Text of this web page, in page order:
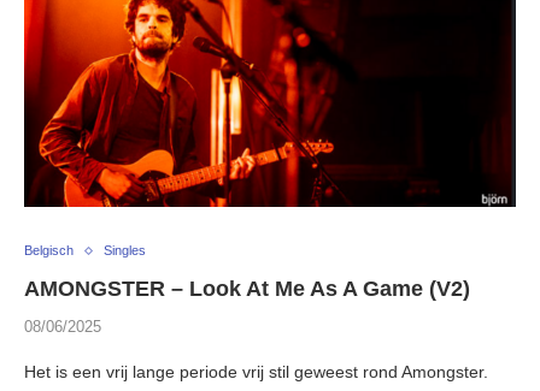
Belgisch Singles
AMONGSTER – Look At Me As A Game (V2)
08/06/2025
Het is een vrij lange periode vrij stil geweest rond Amongster.